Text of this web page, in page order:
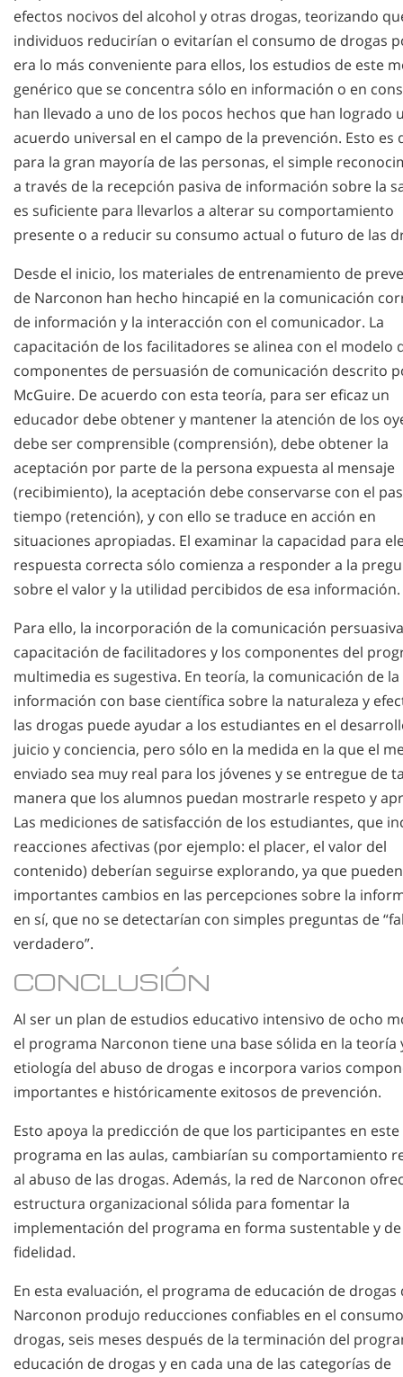
efectos nocivos del alcohol y otras drogas, teorizando
individuos reducirían o evitarían el consumo de drogas
era lo más conveniente para ellos, los estudios de este
genérico que se concentra sólo en información o en
han llevado a uno de los pocos hechos que han logrado
acuerdo universal en el campo de la prevención. Esto es
para la gran mayoría de las personas, el simple
a través de la recepción pasiva de información sobre la
es suficiente para llevarlos a alterar su comportamiento
presente o a reducir su consumo actual o futuro de las
Desde el inicio, los materiales de entrenamiento de
de Narconon han hecho hincapié en la comunicación
de información y la interacción con el comunicador. La
capacitación de los facilitadores se alinea con el modelo
componentes de persuasión de comunicación descrito
McGuire. De acuerdo con esta teoría, para ser eficaz un
educador debe obtener y mantener la atención de los
debe ser comprensible (comprensión), debe obtener la
aceptación por parte de la persona expuesta al mensaje
(recibimiento), la aceptación debe conservarse con el
tiempo (retención), y con ello se traduce en acción en
situaciones apropiadas. El examinar la capacidad para
respuesta correcta sólo comienza a responder a la
sobre el valor y la utilidad percibidos de esa información.
Para ello, la incorporación de la comunicación
capacitación de facilitadores y los componentes del
multimedia es sugestiva. En teoría, la comunicación de la
información con base científica sobre la naturaleza y
las drogas puede ayudar a los estudiantes en el
juicio y conciencia, pero sólo en la medida en la que el
enviado sea muy real para los jóvenes y se entregue de
manera que los alumnos puedan mostrarle respeto y
Las mediciones de satisfacción de los estudiantes, que
reacciones afectivas (por ejemplo: el placer, el valor del
contenido) deberían seguirse explorando, ya que
importantes cambios en las percepciones sobre la
en sí, que no se detectarían con simples preguntas de
verdadero”.
CONCLUSIÓN
Al ser un plan de estudios educativo intensivo de ocho
el programa Narconon tiene una base sólida en la teoría
etiología del abuso de drogas e incorpora varios
importantes e históricamente exitosos de prevención.
Esto apoya la predicción de que los participantes en este
programa en las aulas, cambiarían su comportamiento
al abuso de las drogas. Además, la red de Narconon
estructura organizacional sólida para fomentar la
implementación del programa en forma sustentable y
fidelidad.
En esta evaluación, el programa de educación de drogas
Narconon produjo reducciones confiables en el
drogas, seis meses después de la terminación del
educación de drogas y en cada una de las categorías de